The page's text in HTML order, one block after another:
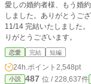
愛しの婚約者様、もう婚約者を演じな
しました。ありがとう
11/14 完結いたしました
りがとうございます。
恋愛 完結 短編
24h.ポイント 2,548pt
小説 487 位 / 228,637件